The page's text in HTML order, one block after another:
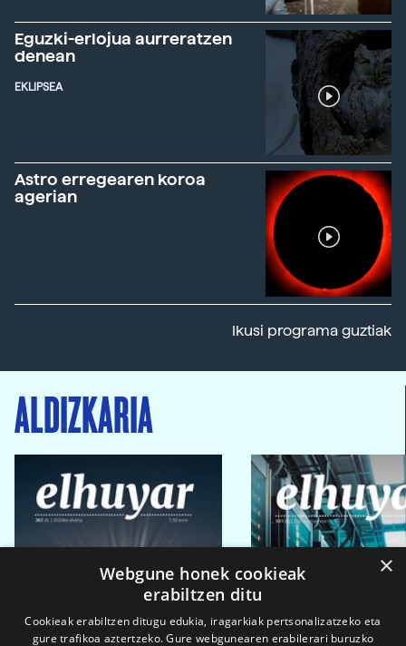
Eguzki-erlojua aurreratzen
denean
EKLIPSEA
Astro erregearen koroa
agerian
Ikusi programa guztiak
ALDIZKARIA
×
Webgune honek cookieak
erabiltzen ditu
Cookieak erabiltzen ditugu edukia, iragarkiak pertsonalizatzeko eta
gure trafikoa aztertzeko. Gure webgunearen erabilerari buruzko